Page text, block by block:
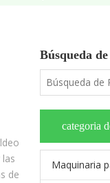
de
Búsqueda
categoria